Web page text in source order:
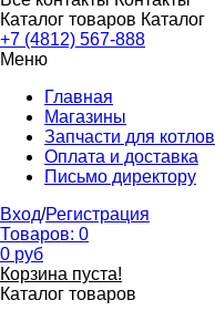
Каталог товаров Каталог
+7 (4812) 567-888
Меню
Главная
Магазины
Запчасти для котлов
Оплата и доставка
Письмо директору
Вход/Регистрация
Товаров: 0
0 руб
Корзина пуста!
Каталог товаров